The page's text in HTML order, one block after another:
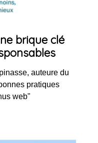
brique clé
auteure du
pratiques
web"